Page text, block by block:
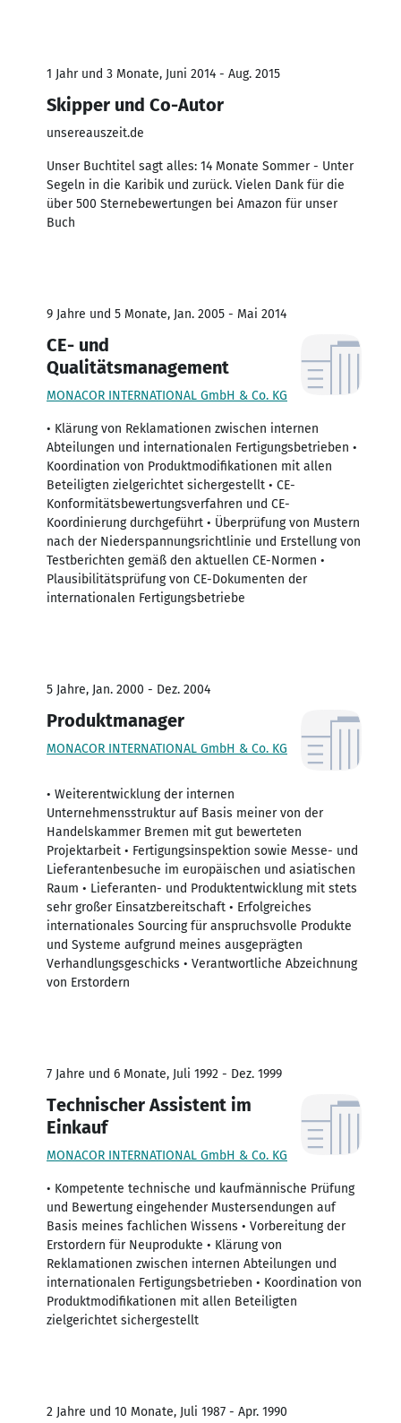
1 Jahr und 3 Monate, Juni 2014 - Aug. 2015
Skipper und Co-Autor
unsereauszeit.de
Unser Buchtitel sagt alles: 14 Monate Sommer - Unter
Segeln in die Karibik und zurück. Vielen Dank für die
über 500 Sternebewertungen bei Amazon für unser
Buch
9 Jahre und 5 Monate, Jan. 2005 - Mai 2014
CE- und
Qualitätsmanagement
MONACOR INTERNATIONAL GmbH & Co. KG
• Klärung von Reklamationen zwischen internen
Abteilungen und internationalen Fertigungsbetrieben •
Koordination von Produktmodifikationen mit allen
Beteiligten zielgerichtet sichergestellt • CE-
Konformitätsbewertungsverfahren und CE-
Koordinierung durchgeführt • Überprüfung von Mustern
nach der Niederspannungsrichtlinie und Erstellung von
Testberichten gemäß den aktuellen CE-Normen •
Plausibilitätsprüfung von CE-Dokumenten der
internationalen Fertigungsbetriebe
5 Jahre, Jan. 2000 - Dez. 2004
Produktmanager
MONACOR INTERNATIONAL GmbH & Co. KG
• Weiterentwicklung der internen
Unternehmensstruktur auf Basis meiner von der
Handelskammer Bremen mit gut bewerteten
Projektarbeit • Fertigungsinspektion sowie Messe- und
Lieferantenbesuche im europäischen und asiatischen
Raum • Lieferanten- und Produktentwicklung mit stets
sehr großer Einsatzbereitschaft • Erfolgreiches
internationales Sourcing für anspruchsvolle Produkte
und Systeme aufgrund meines ausgeprägten
Verhandlungsgeschicks • Verantwortliche Abzeichnung
von Erstordern
7 Jahre und 6 Monate, Juli 1992 - Dez. 1999
Technischer Assistent im
Einkauf
MONACOR INTERNATIONAL GmbH & Co. KG
• Kompetente technische und kaufmännische Prüfung
und Bewertung eingehender Mustersendungen auf
Basis meines fachlichen Wissens • Vorbereitung der
Erstordern für Neuprodukte • Klärung von
Reklamationen zwischen internen Abteilungen und
internationalen Fertigungsbetrieben • Koordination von
Produktmodifikationen mit allen Beteiligten
zielgerichtet sichergestellt
2 Jahre und 10 Monate, Juli 1987 - Apr. 1990